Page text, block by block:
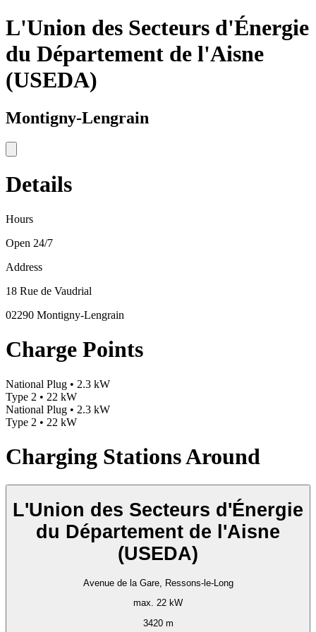
L'Union des Secteurs d'Énergie
du Département de l'Aisne
(USEDA)
Montigny-Lengrain
Details
Hours
Open 24/7
Address
18 Rue de Vaudrial
02290 Montigny-Lengrain
Charge Points
National Plug • 2.3 kW
Type 2 • 22 kW
National Plug • 2.3 kW
Type 2 • 22 kW
Charging Stations Around
L'Union des Secteurs d'Énergie
du Département de l'Aisne
(USEDA)
Avenue de la Gare, Ressons-le-Long
max. 22 kW
3420 m